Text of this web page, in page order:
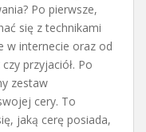
Po pierwsze,
się z technikami
w internecie oraz od
przyjaciół. Po
zestaw
cery. To
jaką cerę posiada,